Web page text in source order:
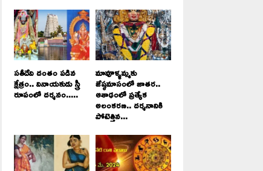
సతీదేవి దంతం పడిన
క్షేత్రం.. వినాయకుడు స్త్రీ
రూపంలో దర్శనం.....
మావూళ్ళమ్మకు
జేష్ఠమాసంలో జాతర..
ఆశాఢంలో ప్రత్యేక
అలంకరణ.. దర్శనానికి
పోటెత్తిన...